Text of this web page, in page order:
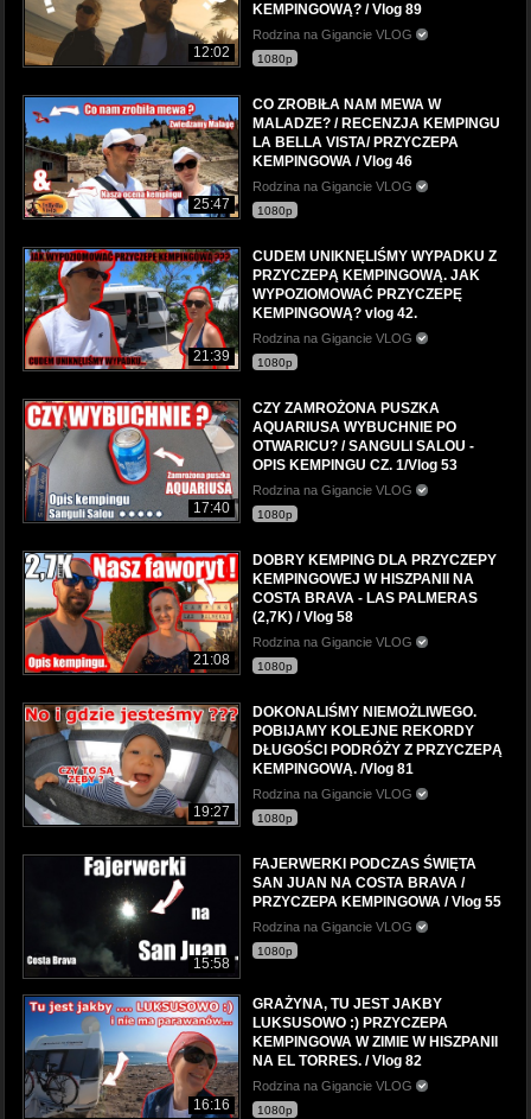
12:02
KEMPINGOWĄ? / Vlog 89
Rodzina na Gigancie VLOG
1080p
25:47
CO ZROBIŁA NAM MEWA W
MALADZE? / RECENZJA KEMPINGU
LA BELLA VISTA/ PRZYCZEPA
KEMPINGOWA / Vlog 46
Rodzina na Gigancie VLOG
1080p
21:39
CUDEM UNIKNĘLIŚMY WYPADKU Z
PRZYCZEPĄ KEMPINGOWĄ. JAK
WYPOZIOMOWAĆ PRZYCZEPĘ
KEMPINGOWĄ? vlog 42.
Rodzina na Gigancie VLOG
1080p
17:40
CZY ZAMROŻONA PUSZKA
AQUARIUSA WYBUCHNIE PO
OTWARICU? / SANGULI SALOU -
OPIS KEMPINGU CZ. 1/Vlog 53
Rodzina na Gigancie VLOG
1080p
21:08
DOBRY KEMPING DLA PRZYCZEPY
KEMPINGOWEJ W HISZPANII NA
COSTA BRAVA - LAS PALMERAS
(2,7K) / Vlog 58
Rodzina na Gigancie VLOG
1080p
19:27
DOKONALIŚMY NIEMOŻLIWEGO.
POBIJAMY KOLEJNE REKORDY
DŁUGOŚCI PODRÓŻY Z PRZYCZEPĄ
KEMPINGOWĄ. /Vlog 81
Rodzina na Gigancie VLOG
1080p
15:58
FAJERWERKI PODCZAS ŚWIĘTA
SAN JUAN NA COSTA BRAVA /
PRZYCZEPA KEMPINGOWA / Vlog 55
Rodzina na Gigancie VLOG
1080p
16:16
GRAŻYNA, TU JEST JAKBY
LUKSUSOWO :) PRZYCZEPA
KEMPINGOWA W ZIMIE W HISZPANII
NA EL TORRES. / Vlog 82
Rodzina na Gigancie VLOG
1080p